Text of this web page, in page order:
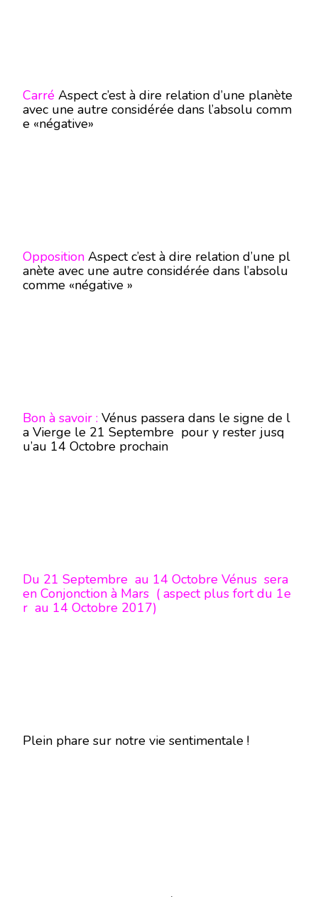
Carré Aspect c’est à dire relation d’une planète
avec une autre considérée dans l’absolu comm
e «négative»
Opposition Aspect c’est à dire relation d’une pl
anète avec une autre considérée dans l’absolu
comme «négative »
Bon à savoir : Vénus passera dans le signe de l
a Vierge le 21 Septembre pour y rester jusq
u’au 14 Octobre prochain
Du 21 Septembre au 14 Octobre Vénus sera
en Conjonction à Mars ( aspect plus fort du 1e
r au 14 Octobre 2017)
Plein phare sur notre vie sentimentale !